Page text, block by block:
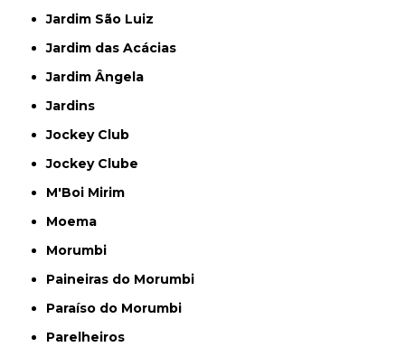
Jardim São Luiz
Jardim das Acácias
Jardim Ângela
Jardins
Jockey Club
Jockey Clube
M'Boi Mirim
Moema
Morumbi
Paineiras do Morumbi
Paraíso do Morumbi
Parelheiros